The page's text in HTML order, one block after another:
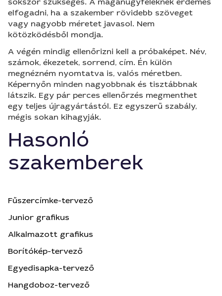
elfogadni, ha a szakember rövidebb szöveget
vagy nagyobb méretet javasol. Nem
kötözködésből mondja.
A végén mindig ellenőrizni kell a próbaképet. Név,
számok, ékezetek, sorrend, cím. Én külön
megnézném nyomtatva is, valós méretben.
Képernyőn minden nagyobbnak és tisztábbnak
látszik. Egy pár perces ellenőrzés megmenthet
egy teljes újragyártástól. Ez egyszerű szabály,
mégis sokan kihagyják.
Hasonló
szakemberek
Fűszercímke-tervező
Junior grafikus
Alkalmazott grafikus
Borítókép-tervező
Egyedisapka-tervező
Hangdoboz-tervező